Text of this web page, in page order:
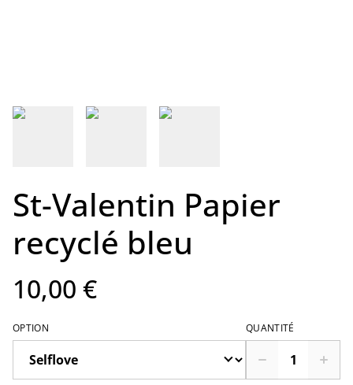
St-Valentin Papier
recyclé bleu
10,00 €
OPTION QUANTITÉ